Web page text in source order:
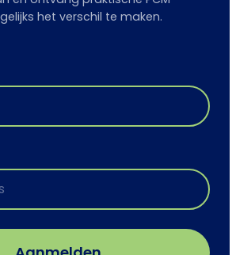
het verschil te maken.